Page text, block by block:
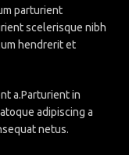
parturient
scelerisque nibh
hendrerit et
a.Parturient in
adipiscing a
netus.